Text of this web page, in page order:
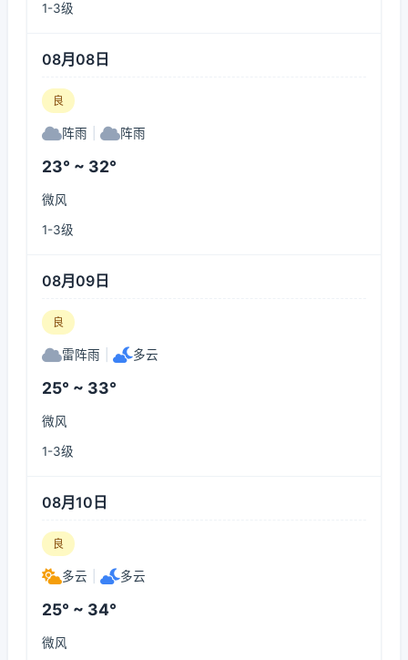
1-3级
08月08日
良
阵雨 阵雨
23° ~ 32°
微风
1-3级
08月09日
良
雷阵雨 多云
25° ~ 33°
微风
1-3级
08月10日
良
多云 多云
25° ~ 34°
微风